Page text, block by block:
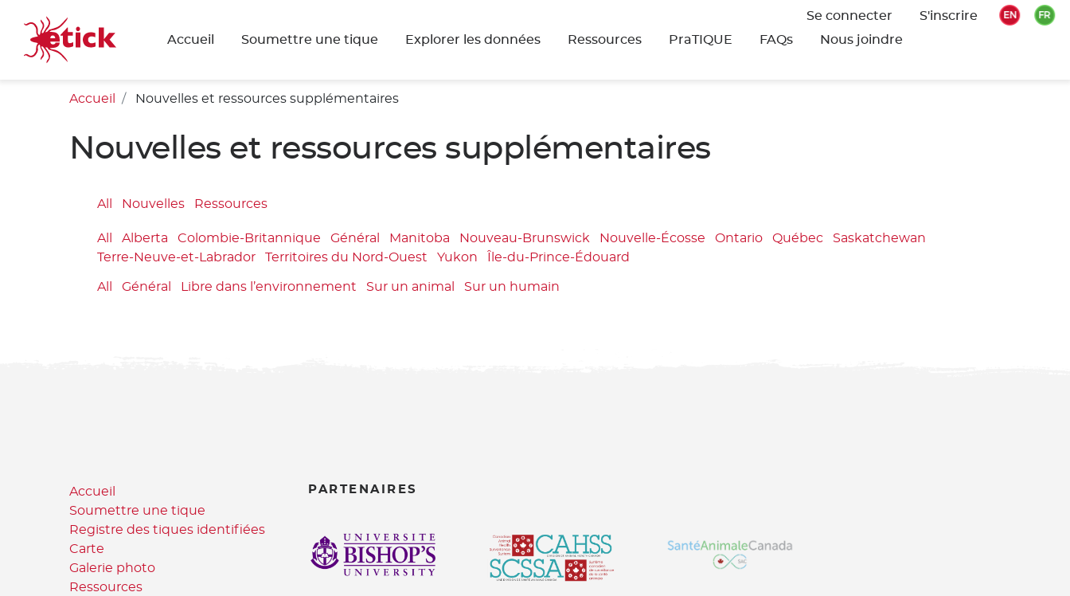
Accueil Soumettre une tique Explorer les données Ressources PraTIQUE FAQs Nous joindre
Se connecter S'inscrire
Accueil Nouvelles et ressources supplémentaires
Nouvelles et ressources supplémentaires
All Nouvelles Ressources
All Alberta Colombie-Britannique Général Manitoba Nouveau-Brunswick Nouvelle-Écosse Ontario Québec
Saskatchewan
Terre-Neuve-et-Labrador
Territoires du Nord-Ouest Yukon Île-du-Prince-Édouard
All Général Libre dans l’environnement Sur un animal Sur un humain
Accueil
Soumettre une tique
Registre des tiques identifiées
Carte
Galerie photo
Ressources
PARTENAIRES